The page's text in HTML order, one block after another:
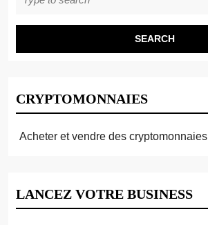
for:
CRYPTOMONNAIES
Acheter et vendre des cryptomonnaies
LANCEZ VOTRE BUSINESS